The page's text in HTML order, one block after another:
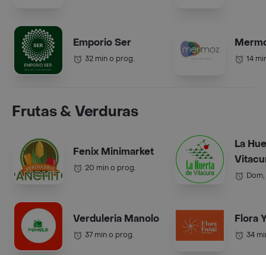
Emporio Ser
32 min o prog. 14
Frutas & Verduras
Fenix Minimarket
20 min o prog.
Verduleria Manolo
37 min o prog.
La
Flora
34